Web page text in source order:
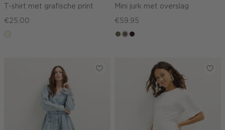
T-shirt met grafische print
€25.00
Mini jurk met overslag
€59.95
groen,
middenbruin
bordeaux,